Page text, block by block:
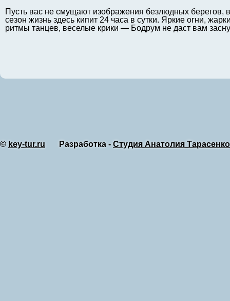
Пусть вас не смущают изображения безлюдных берегов, в
сезон жизнь здесь кипит 24 часа в сутки. Яркие огни,
ритмы танцев, веселые крики — Бодрум не даст вам
© key-tur.ru Разработка - Студия Анатолия Тарасенко